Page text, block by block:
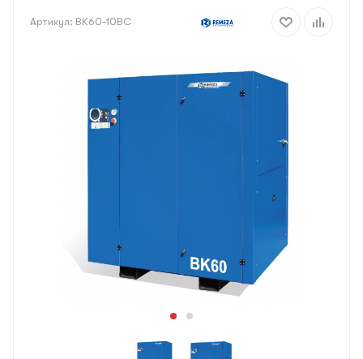
Артикул: ВК60-10ВС